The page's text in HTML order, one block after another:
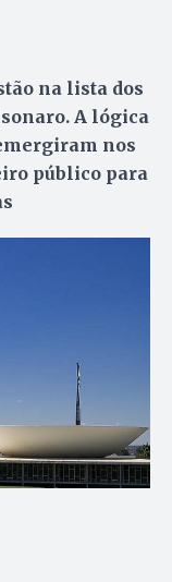
na lista dos
A lógica
nos
público para